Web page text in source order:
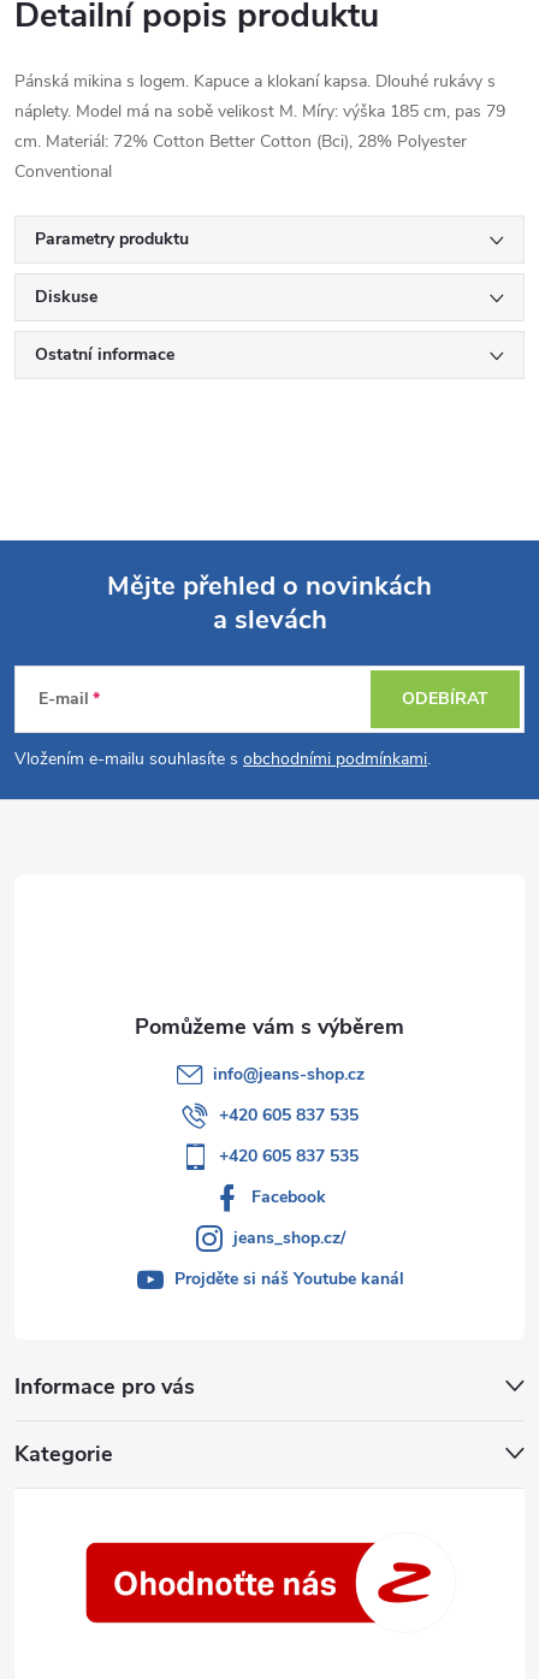
Detailní popis produktu
Pánská mikina s logem. Kapuce a klokaní kapsa. Dlouhé rukávy s
náplety. Model má na sobě velikost M. Míry: výška 185 cm, pas 79
cm. Materiál: 72% Cotton Better Cotton (Bci), 28% Polyester
Conventional
Parametry produktu
Diskuse
Ostatní informace
p
a
Mějte přehled o novinkách
a slevách
E-mail
Vložením e-mailu souhlasíte s obchodními podmínkami.
ODEBÍRAT
Informace pro vás
Kategorie
info@jeans-shop.cz
+420 605 837 535
+420 605 837 535
Facebook
jeans_shop.cz/
Projděte si náš Youtube kanál